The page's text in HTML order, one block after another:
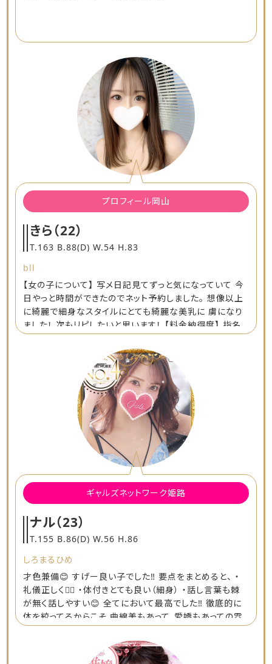
プロフィール岡山
きら （22）
T.163 B.88(D) W.54 H.83
bll
【女の子について】 写メ日記見てずっと気になっていて 今
日やっと時間ができたのでネット予約しました。 想像以上
に綺麗で細身なスタイルにとても綺麗な美乳に 虜になり
ました！ 次もリピしたいと思います！ 【料金納得度】 指名
た！ 【プレイ内容】 プレイ内容は内緒で🤫 是非指名して呼
んでみてください！ 後悔はしないと思います！ 【スタッフの
対応】 いつも丁寧な対応ありがとうございます！
ギャルズネットワーク姫路
ナル（23）
T.155 B.86(D) W.56 H.86
しろまるひめ
才色兼備😊 すげー良い子でした‼️ 要点をまとめると、 ・
礼儀正しく🙇‍♂️ ・体付きとても良い（細身） ・話し言葉も棘
が無く話しやすい😊 全てにおいて最高でした‼️ 徹底的に
体を絞ってるからこそ 曲線美もあって、愛嬌もあっての雰
囲気づくりも◎ 口もうまくて手もうまくとても 気持ちよか
ったです😊 また出勤をみたら予約しようと思います🥰